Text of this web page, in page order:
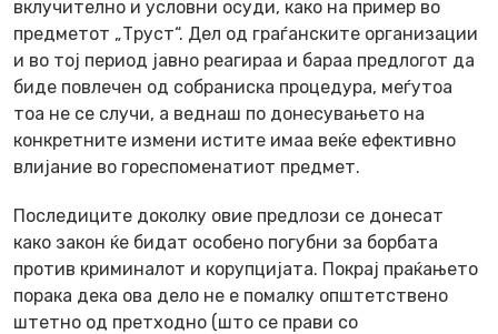
вклучително и условни осуди, како на пример во
предметот „Труст“. Дел од граѓанските организации
и во тој период јавно реагираа и бараа предлогот да
биде повлечен од собраниска процедура, меѓутоа
тоа не се случи, а веднаш по донесувањето на
конкретните измени истите имаа веќе ефективно
влијание во гореспоменатиот предмет.
Последиците доколку овие предлози се донесат
како закон ќе бидат особено погубни за борбата
против криминалот и корупцијата. Покрај праќањето
порака дека ова дело не е помалку општетствено
штетно од претходно (што се прави со